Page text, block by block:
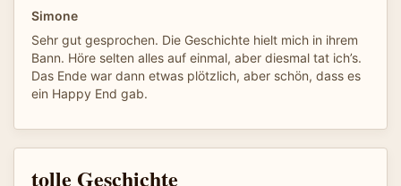
Simone
Sehr gut gesprochen. Die Geschichte hielt mich in ihrem
Bann. Höre selten alles auf einmal, aber diesmal tat ich’s.
Das Ende war dann etwas plötzlich, aber schön, dass es
ein Happy End gab.
tolle Geschichte